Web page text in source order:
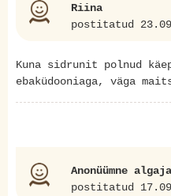
Riina
postitatud
Kuna sidrunit polnud
ebaküdooniaga, väga
Anonüümne algaja
postitatud